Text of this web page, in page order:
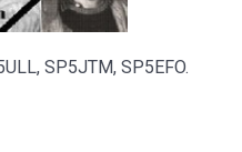
SP5JTM, SP5EFO.